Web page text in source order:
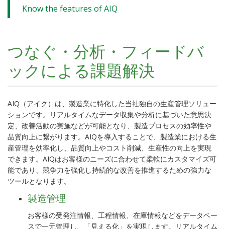
Know the features of AIQ
つなぐ・分析・フィードバ
ックによる課題解決
AIQ（アイク）は、製造業に特化した当社独自の生産管理ソリュー
ションです。リアルタイムなデータ収集や分析に基づいた意思決
定、改善活動の実施などが可能となり、製造プロセスの効率性や
品質向上に繋がります。AIQを導入することで、製造業における生
産管理を効率化し、品質向上やコスト削減、生産性の向上を実現
できます。AIQはお客様のニーズに合わせて柔軟にカスタマイズ可
能であり、競争力を強化し持続的な改善を推進するための強力な
ツールとなります。
製造管理
お客様の受発注情報、工程情報、在庫情報などをデータベー
スで一元管理し、「見える化」を実現します。リアルタイム